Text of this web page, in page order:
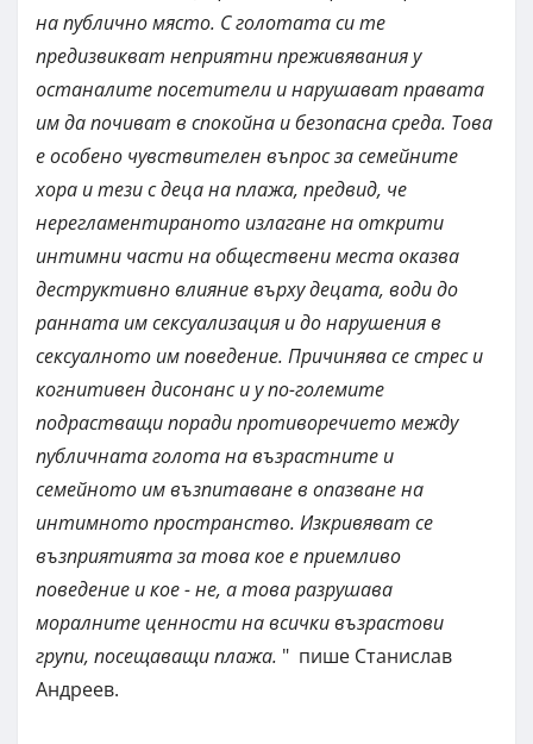
на публично място. С голотата си те
предизвикват неприятни преживявания у
останалите посетители и нарушават правата
им да почиват в спокойна и безопасна среда. Това
е особено чувствителен въпрос за семейните
хора и тези с деца на плажа, предвид, че
нерегламентираното излагане на открити
интимни части на обществени места оказва
деструктивно влияние върху децата, води до
ранната им сексуализация и до нарушения в
сексуалното им поведение. Причинява се стрес и
когнитивен дисонанс и у по-големите
подрастващи поради противоречието между
публичната голота на възрастните и
семейното им възпитаване в опазване на
интимното пространство. Изкривяват се
възприятията за това кое е приемливо
поведение и кое - не, а това разрушава
моралните ценности на всички възрастови
групи, посещаващи плажа. " пише Станислав
Андреев.